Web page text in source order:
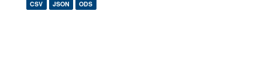
CSV JSON ODS